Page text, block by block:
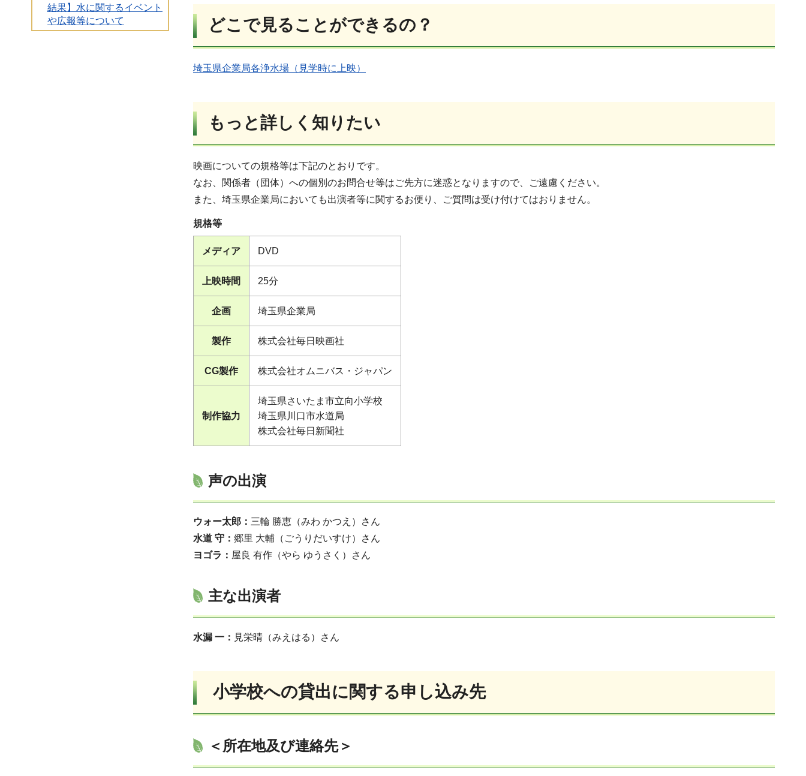
結果】水に関するイベント
や広報等について
どこで見ることができるの？
埼玉県企業局各浄水場（見学時に上映）
もっと詳しく知りたい
映画についての規格等は下記のとおりです。
なお、関係者（団体）への個別のお問合せ等はご先方に迷惑となりますので、ご遠慮ください。
また、埼玉県企業局においても出演者等に関するお便り、ご質問は受け付けてはおりません。
規格等
メディア DVD
上映時間 25分
企画 埼玉県企業局
製作 株式会社毎日映画社
CG製作 株式会社オムニバス・ジャパン
制作協力
埼玉県さいたま市立向小学校
埼玉県川口市水道局
株式会社毎日新聞社
声の出演
ウォー太郎： 三輪 勝恵（みわ かつえ）さん
水道 守： 郷里 大輔（ごうりだいすけ）さん
ヨゴラ： 屋良 有作（やら ゆうさく）さん
主な出演者
水漏 一： 見栄晴（みえはる）さん
小学校への貸出に関する申し込み先
＜所在地及び連絡先＞